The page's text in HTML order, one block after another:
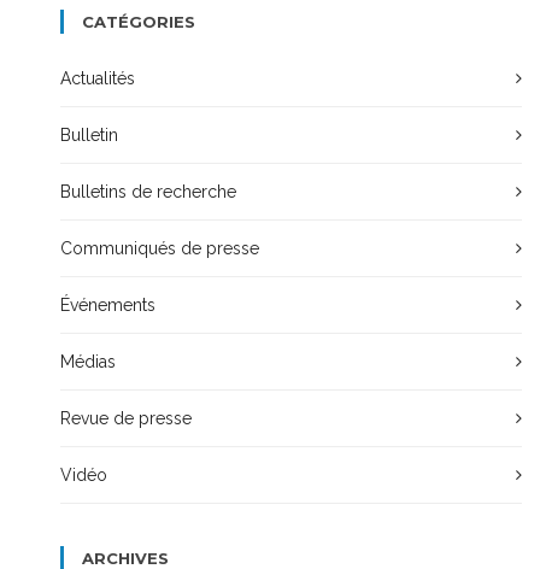
CATÉGORIES
Actualités
Bulletin
Bulletins de recherche
Communiqués de presse
Événements
Médias
Revue de presse
Vidéo
ARCHIVES